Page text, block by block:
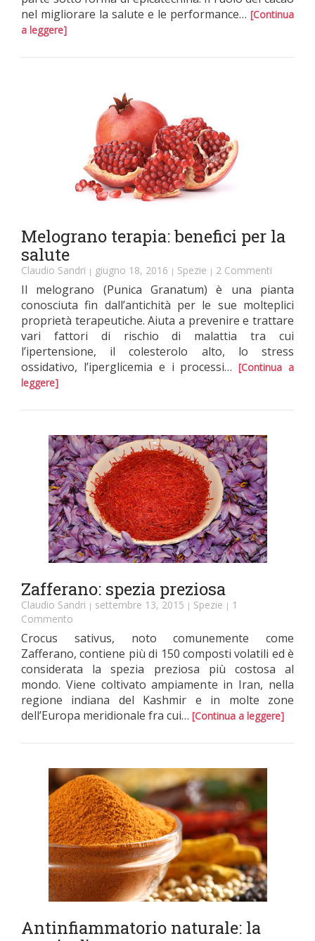
nel migliorare la salute e le performance… [Continua
a leggere]
Melograno terapia: benefici per la
salute
Claudio Sandri | giugno 18, 2016 | Spezie | 2 Commenti
Il melograno (Punica Granatum) è una pianta
conosciuta fin dall’antichità per le sue molteplici
proprietà terapeutiche. Aiuta a prevenire e trattare
vari fattori di rischio di malattia tra cui
l’ipertensione, il colesterolo alto, lo stress
ossidativo, l’iperglicemia e i processi…[Continua a
leggere]
Zafferano: spezia preziosa
Claudio Sandri | settembre 13, 2015 | Spezie | 1
Commento
Crocus sativus, noto comunemente come
Zafferano, contiene più di 150 composti volatili ed è
considerata la spezia preziosa più costosa al
mondo. Viene coltivato ampiamente in Iran, nella
regione indiana del Kashmir e in molte zone
dell’Europa meridionale fra cui… [Continua a leggere]
Antinfiammatorio naturale: la